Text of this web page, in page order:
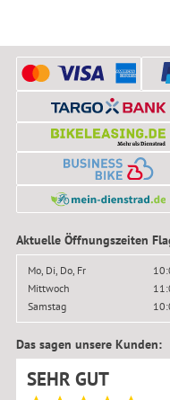
Aktuelle Öffnungszeiten
Mo, Di, Do, Fr
Mittwoch
Samstag
Das sagen unsere Kunden:
SEHR GUT